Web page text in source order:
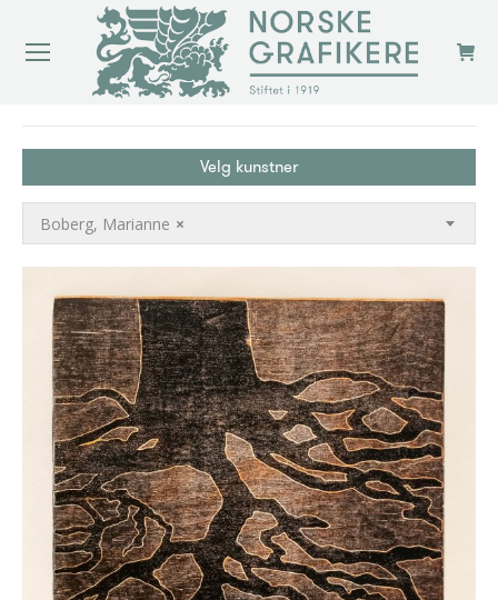
Velg kunstner
×
Boberg, Marianne